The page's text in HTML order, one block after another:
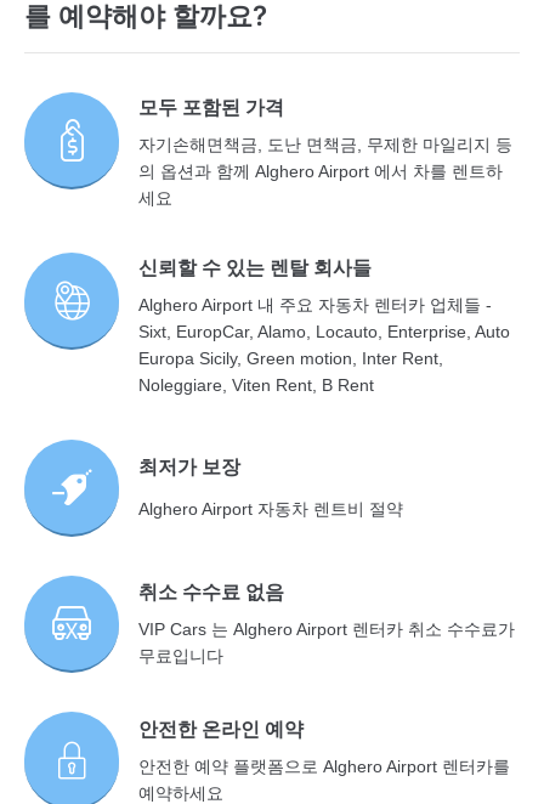
를 예약해야 할까요?
모두 포함된 가격
자기손해면책금, 도난 면책금, 무제한 마일리지 등
의 옵션과 함께 Alghero Airport 에서 차를 렌트하
세요
신뢰할 수 있는 렌탈 회사들
Alghero Airport 내 주요 자동차 렌터카 업체들 -
Sixt, EuropCar, Alamo, Locauto, Enterprise, Auto
Europa Sicily, Green motion, Inter Rent,
Noleggiare, Viten Rent, B Rent
최저가 보장
Alghero Airport 자동차 렌트비 절약
취소 수수료 없음
VIP Cars 는 Alghero Airport 렌터카 취소 수수료가
무료입니다
안전한 온라인 예약
안전한 예약 플랫폼으로 Alghero Airport 렌터카를
예약하세요